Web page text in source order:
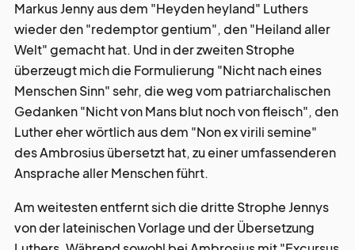
Markus Jenny aus dem "Heyden heyland" Luthers
wieder den "redemptor gentium", den "Heiland aller
Welt" gemacht hat. Und in der zweiten Strophe
überzeugt mich die Formulierung "Nicht nach eines
Menschen Sinn" sehr, die weg vom patriarchalischen
Gedanken "Nicht von Mans blut noch von fleisch", den
Luther eher wörtlich aus dem "Non ex virili semine"
des Ambrosius übersetzt hat, zu einer umfassenderen
Ansprache aller Menschen führt.
Am weitesten entfernt sich die dritte Strophe Jennys
von der lateinischen Vorlage und der Übersetzung